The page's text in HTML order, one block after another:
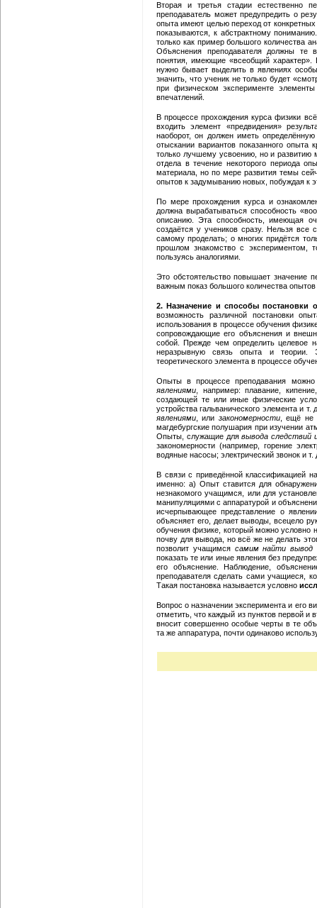
Вторая и третья стадии естественно
преподаватель может предупредить о
опыта имеют целью переход от
показываются, к абстрактному
только как пример большого количества
Объяснения преподавателя должны те
понятия, имеющие «всеобщий характер».
нужно бывает выделить в явлениях
значить, что ученик не только будет
при физическом эксперименте
впечатлений.
В процессе прохождения курса физики
входить элемент «предвидения»
наоборот, он должен иметь
отыскании вариантов показанного
только лучшему усвоению, но и развитию
отдела в течение некоторого периода
материала, но по мере развития темы
опытов к задумыванию новых, побуждая к
По мере прохождения курса и
должна вырабатываться способность
описанию. Эта способность, имеющая
создаётся у учеников сразу. Нельзя
самому проделать; о многих придётся
прошлом знакомство с экспериментом,
пользуясь аналогиями.
Это обстоятельство повышает значение
важным показ большого количества
2. Назначение и способы постановки
возможность различной постановки
использования в процессе обучения
сопровождающие его объяснения и
собой. Прежде чем определить целевое
неразрывную связь опыта и теории.
теоретического элемента в процессе
Опыты в процессе преподавания
явлениями , например: плавание,
создающей те или иные физические
устройства гальванического элемента и
явлениями , или закономерности, ещё не
магдебургские полушария при изучении
Опыты, служащие длявывода следствий
закономерности (например, горение
водяные насосы; электрический звонок и т.
В связи с приведённой классификацией
именно: а) Опыт ставится для
незнакомого учащимся, или для
манипуляциями с аппаратурой и
исчерпывающее представление о
объясняет его, делает выводы, всецело
обучения физике, который можно условно
почву для вывода, но всё же не делать
позволит учащимся самим найти вывод
показать те или иные явления без
его объяснение. Наблюдение,
преподавателя сделать сами учащиеся,
Такая постановка называется условно
Вопрос о назначении эксперимента и его
отметить, что каждый из пунктов первой и
вносит совершенно особые черты в те
та же аппаратура, почти одинаково